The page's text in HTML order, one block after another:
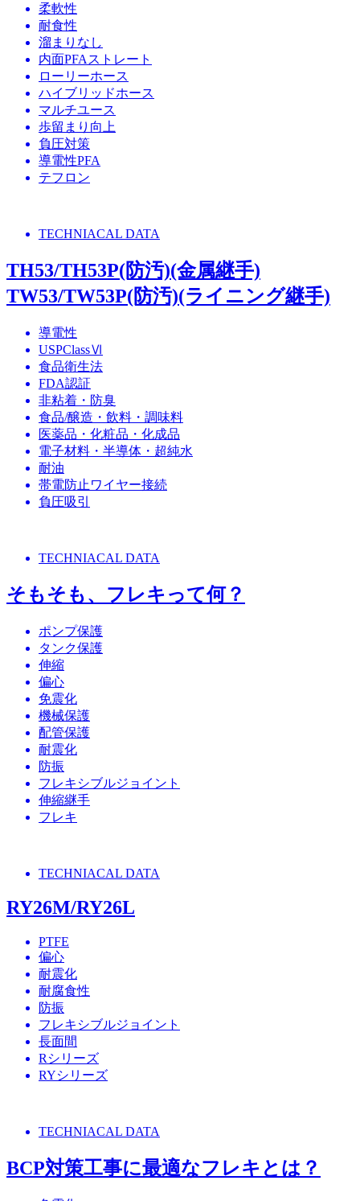
柔軟性
耐食性
溜まりなし
内面PFAストレート
ローリーホース
ハイブリッドホース
マルチユース
歩留まり向上
負圧対策
導電性PFA
テフロン
TECHNIACAL DATA
TH53/TH53P(防汚)(金属継手)
TW53/TW53P(防汚)(ライニング継手)
導電性
USPClassⅥ
食品衛生法
FDA認証
非粘着・防臭
食品/醸造・飲料・調味料
医薬品・化粧品・化成品
電子材料・半導体・超純水
耐油
帯電防止ワイヤー接続
負圧吸引
TECHNIACAL DATA
そもそも、フレキって何？
ポンプ保護
タンク保護
伸縮
偏心
免震化
機械保護
配管保護
耐震化
防振
フレキシブルジョイント
伸縮継手
フレキ
TECHNIACAL DATA
RY26M/RY26L
PTFE
偏心
耐震化
耐腐食性
防振
フレキシブルジョイント
長面間
Rシリーズ
RYシリーズ
TECHNIACAL DATA
BCP対策工事に最適なフレキとは？